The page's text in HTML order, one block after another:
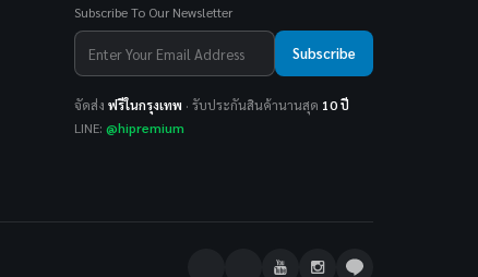
Subscribe To Our Newsletter
Subscribe
จัดส่ง ฟรีในกรุงเทพ · รับประกันสินค้านานสุด 10 ปี
LINE: @hipremium